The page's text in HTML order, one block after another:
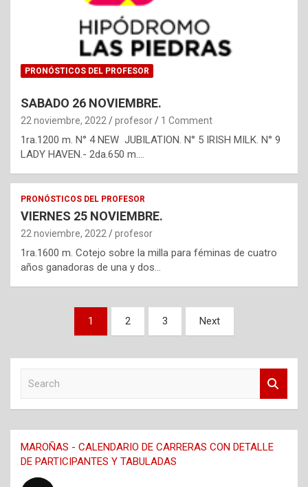
PRONÓSTICOS DEL PROFESOR
SABADO 26 NOVIEMBRE.
22 noviembre, 2022 profesor 1 Comment
1ra.1200 m. N° 4 NEW JUBILATION. N° 5 IRISH MILK. N° 9
LADY HAVEN.- 2da.650 m.…
PRONÓSTICOS DEL PROFESOR
VIERNES 25 NOVIEMBRE.
22 noviembre, 2022 profesor
1ra.1600 m. Cotejo sobre la milla para féminas de cuatro
años ganadoras de una y dos…
Navegación
entradas
1 2 3 Next
c
h
MAROÑAS - CALENDARIO DE CARRERAS CON DETALLE
DE PARTICIPANTES Y TABULADAS